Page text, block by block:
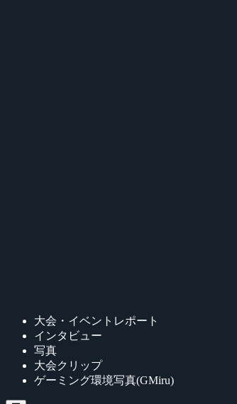
大会・イベントレポート
インタビュー
写真
大会クリップ
ゲーミング環境写真(GMiru)